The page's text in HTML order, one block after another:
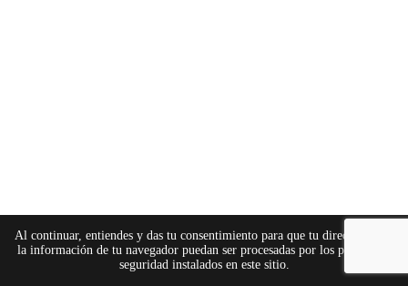
Al continuar, entiendes y das tu consentimiento para que tu dirección IP y
la información de tu navegador puedan ser procesadas por los plugins de
seguridad instalados en este sitio.